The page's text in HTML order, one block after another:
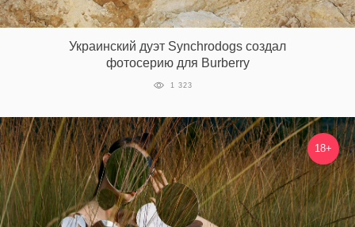
Украинский дуэт Synchrodogs создал
фотосерию для Burberry
1 323
18+